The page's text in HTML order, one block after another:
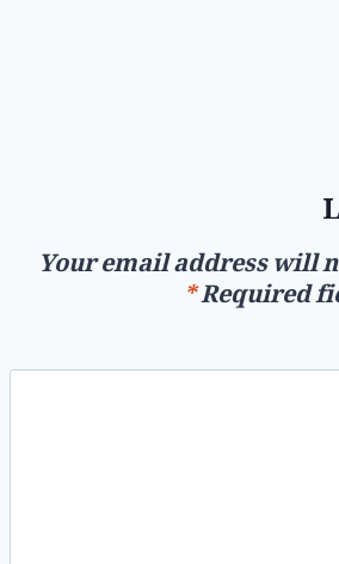
Your email address will
Required
*